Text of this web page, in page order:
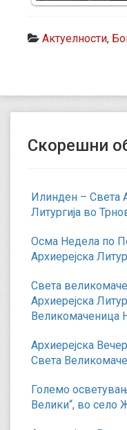
Актуелности,
Скорешни
Илинден – Света
Литургија во
Осма Недела по
Архиерејска
Света
Архиерејска
Великомаченица
Архиерејска
Света
Големо
Велики“, во село